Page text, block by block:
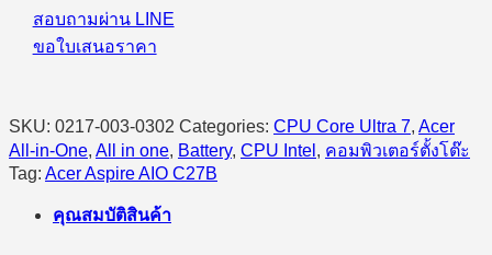
CU72516G0T27Mi/T003
Intel
Ultra
11
Home
quantity
สอบถามผ่าน LINE
ขอใบเสนอราคา
SKU: 0217-003-0302 Categories: CPU Core Ultra 7, Acer
All-in-One, All in one, Battery, CPU Intel , คอมพิวเตอร์ตั้งโต๊ะ
Tag: Acer Aspire AIO C27B
คุณสมบัติสินค้า